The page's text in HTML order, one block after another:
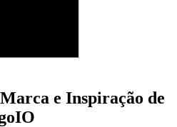
e Inspiração de